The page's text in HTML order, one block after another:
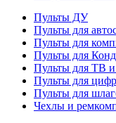
Пульты ДУ
Пульты для
Пульты для
Пульты для
Пульты для ТВ и
Пульты для
Пульты для
Чехлы и